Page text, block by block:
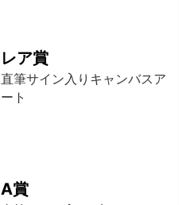
レア賞
直筆サイン入りキャンバスア
ート
A賞